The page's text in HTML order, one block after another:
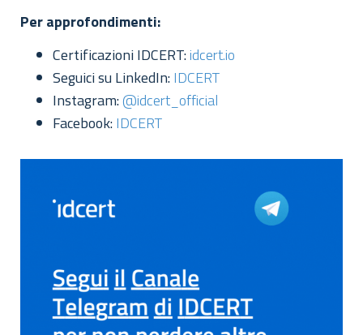
Per approfondimenti:
Certificazioni IDCERT:idcert.io
Seguici su LinkedIn:IDCERT
Instagram:@idcert_official
Facebook:IDCERT